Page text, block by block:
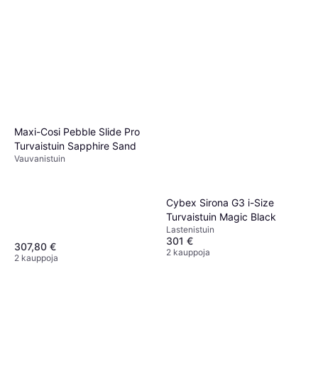
Maxi-Cosi Pebble Slide Pro
Turvaistuin Sapphire Sand
Vauvanistuin
307,80 €
2 kauppoja
Cybex Sirona G3 i-Size
Turvaistuin Magic Black
Lastenistuin
301 €
2 kauppoja